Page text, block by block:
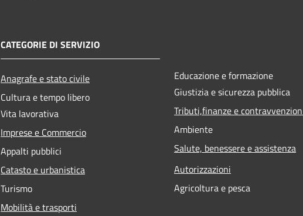
CATEGORIE DI SERVIZIO
Anagrafe e stato civile
Cultura e tempo libero
Vita lavorativa
Imprese e Commercio
Appalti pubblici
Catasto e urbanistica
Turismo
Mobilità e trasporti
Educazione e formazione
Giustizia e sicurezza pubblica
Tributi,finanze e
Ambiente
Salute, benessere e assistenza
Autorizzazioni
Agricoltura e pesca